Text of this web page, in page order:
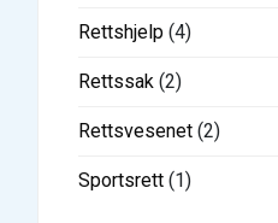
Rettshjelp (4)
Rettssak (2)
Rettsvesenet (2)
Sportsrett (1)